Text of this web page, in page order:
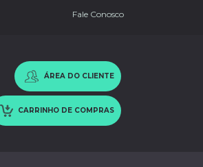
Fale Conosco
ÁREA DO CLIENTE
CARRINHO DE COMPRAS